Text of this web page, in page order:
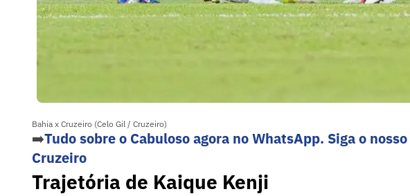
Bahia x Cruzeiro (Celo Gil / Cruzeiro)
➡️Tudo sobre o Cabuloso agora no WhatsApp. Siga o
Cruzeiro
Trajetória de Kaique Kenji